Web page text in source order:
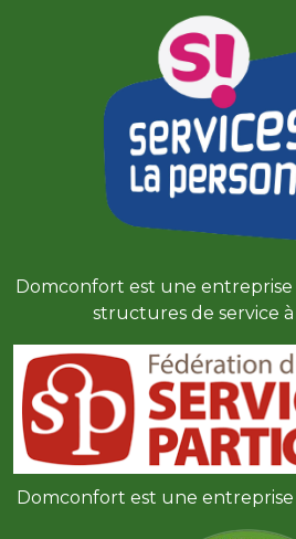
Domconfort est une
structures de service
Domconfort est une entreprise